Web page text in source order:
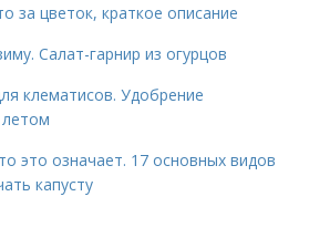
за цветок, краткое описание
Салат-гарнир из огурцов
клематисов. Удобрение
это означает. 17 основных видов
капусту